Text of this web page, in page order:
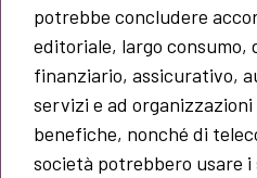
potrebbe concludere
editoriale, largo consumo,
finanziario, assicurativo,
servizi e ad
benefiche, nonché di
società potrebbero usare